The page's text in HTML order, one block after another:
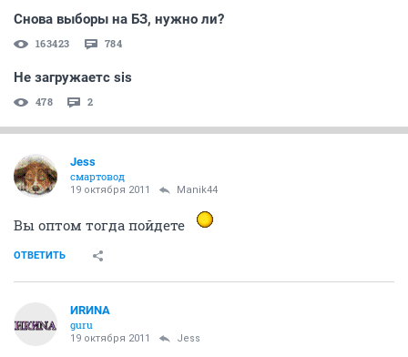
Снова выборы на БЗ, нужно ли?
163423 784
Не загружаетс sis
478 2
Jess
смартовод
19 октября 2011 Manik44
Вы оптом тогда пойдете
ОТВЕТИТЬ
ИRИNА
guru
19 октября 2011 Jess